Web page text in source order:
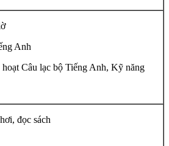
Anh
Câu lạc bộ Tiếng Anh, Kỹ năng
đọc sách